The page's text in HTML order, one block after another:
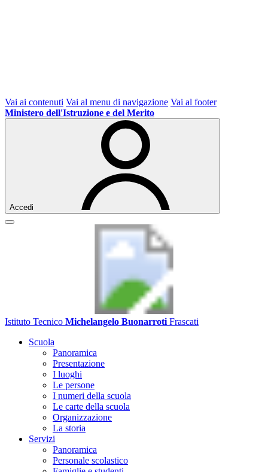
Vai ai contenuti Vai al menu di navigazione Vai al footer
Ministero dell'Istruzione e del Merito
Accedi
Istituto Tecnico Michelangelo Buonarroti Frascati
Scuola
Panoramica
Presentazione
I luoghi
Le persone
I numeri della scuola
Le carte della scuola
Organizzazione
La storia
Servizi
Panoramica
Personale scolastico